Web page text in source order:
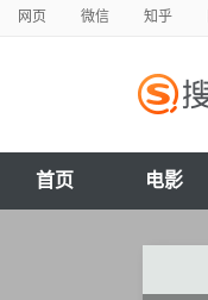
网页 微信 知乎
首页 电影